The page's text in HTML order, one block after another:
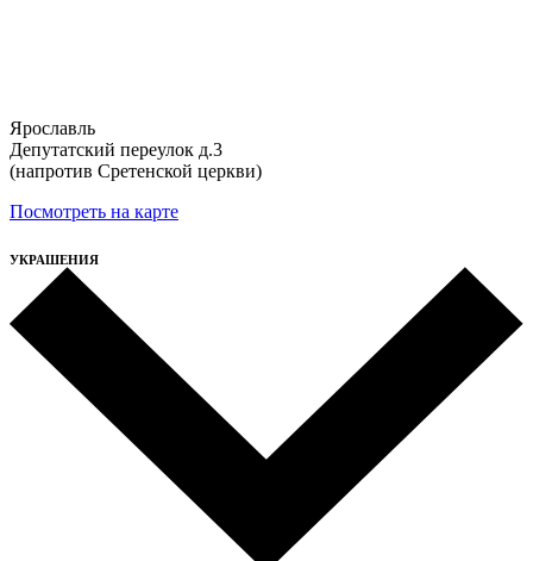
Ярославль
Депутатский переулок д.3
(напротив Сретенской церкви)
Посмотреть на карте
УКРАШЕНИЯ